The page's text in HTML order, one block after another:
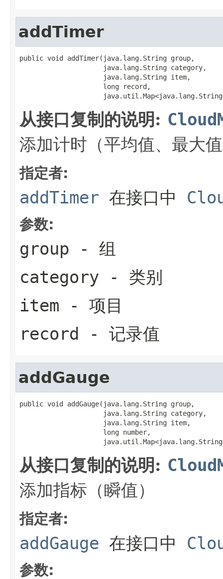
addTimer
public void addTimer(java.lang.String group,
                     java.lang.String category,
                     java.lang.String item,
                     long record,
从接口复制的说明:
添加计时（平均值、最大
指定者:
addTimer 在接口中
参数:
group - 组
category - 类别
item - 项目
record - 记录值
addGauge
public void addGauge(java.lang.String group,
                     java.lang.String category,
                     java.lang.String item,
                     long number,
从接口复制的说明:
添加指标（瞬值）
指定者:
addGauge 在接口中
参数: